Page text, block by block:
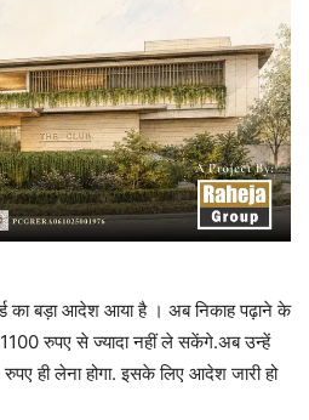
का बड़ा आदेश आया है । अब निकाह पढ़ाने के
रुपए से ज्यादा नहीं ले सकेंगे.अब उन्हें
ही लेना होगा. इसके लिए आदेश जारी हो